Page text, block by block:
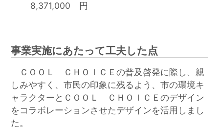
8,371,000 円
事業実施にあたって工夫した点
ＣＯＯＬ ＣＨＯＩＣＥの普及啓発に際し、親
しみやすく、市民の印象に残るよう、市の環境キ
ャラクターとＣＯＯＬ ＣＨＯＩＣＥのデザイン
をコラボレーションさせたデザインを活用しまし
た。